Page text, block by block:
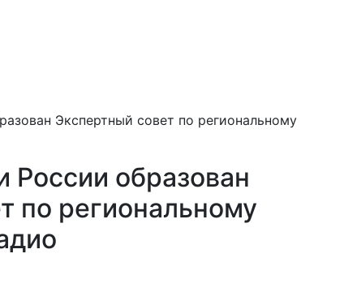
Экспертный совет по региональному
образован
по региональному